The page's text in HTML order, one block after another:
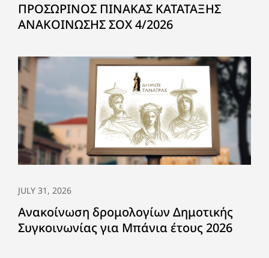
ΠΡΟΣΩΡΙΝΟΣ ΠΙΝΑΚΑΣ ΚΑΤΑΤΑΞΗΣ
ΑΝΑΚΟΙΝΩΣΗΣ ΣΟΧ 4/2026
JULY 31, 2026
Ανακοίνωση δρομολογίων Δημοτικής
Συγκοινωνίας για Μπάνια έτους 2026